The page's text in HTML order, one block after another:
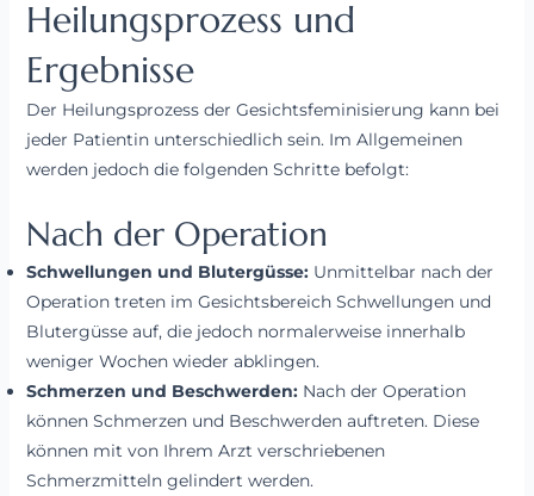
Heilungsprozess und
Ergebnisse
Der Heilungsprozess der Gesichtsfeminisierung kann bei
jeder Patientin unterschiedlich sein. Im Allgemeinen
werden jedoch die folgenden Schritte befolgt:
Nach der Operation
Schwellungen und Blutergüsse:Unmittelbar nach der
Operation treten im Gesichtsbereich Schwellungen und
Blutergüsse auf, die jedoch normalerweise innerhalb
weniger Wochen wieder abklingen.
Schmerzen und Beschwerden:Nach der Operation
können Schmerzen und Beschwerden auftreten. Diese
können mit von Ihrem Arzt verschriebenen
Schmerzmitteln gelindert werden.